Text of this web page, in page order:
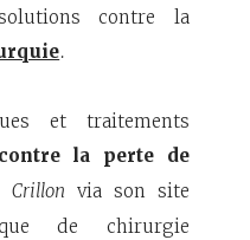
contre la
.
et traitements
la perte de
Crillon via son site
de chirurgie